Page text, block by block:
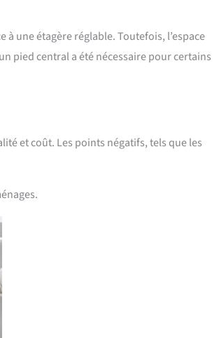
une étagère réglable. Toutefois, l’espace
pied central a été nécessaire pour certains
et coût. Les points négatifs, tels que les